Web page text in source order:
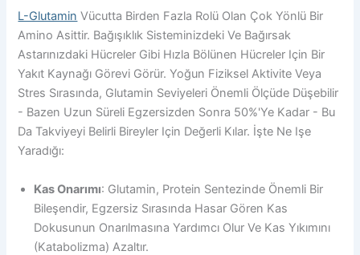
L-Glutamin Vücutta Birden Fazla Rolü Olan Çok Yönlü Bir
Amino Asittir. Bağışıklık Sisteminizdeki Ve Bağırsak
Astarınızdaki Hücreler Gibi Hızla Bölünen Hücreler Için Bir
Yakıt Kaynağı Görevi Görür. Yoğun Fiziksel Aktivite Veya
Stres Sırasında, Glutamin Seviyeleri Önemli Ölçüde Düşebilir
- Bazen Uzun Süreli Egzersizden Sonra 50%'ye Kadar - Bu
Da Takviyeyi Belirli Bireyler Için Değerli Kılar. İşte Ne Işe
Yaradığı:
Kas Onarımı: Glutamin, Protein Sentezinde Önemli Bir
Bileşendir, Egzersiz Sırasında Hasar Gören Kas
Dokusunun Onarılmasına Yardımcı Olur Ve Kas Yıkımını
(katabolizma) Azaltır.